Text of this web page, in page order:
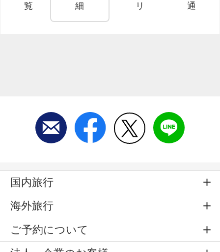
覧
細
リ
通
国内旅行
海外旅行
ご予約について